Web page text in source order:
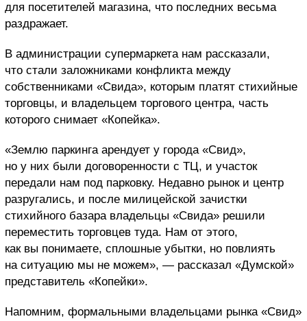
для посетителей магазина, что последних весьма
раздражает.
В администрации супермаркета нам рассказали,
что стали заложниками конфликта между
собственниками «Свида», которым платят стихийные
торговцы, и владельцем торгового центра, часть
которого снимает «Копейка».
«Землю паркинга арендует у города «Свид»,
но у них были договоренности с ТЦ, и участок
передали нам под парковку. Недавно рынок и центр
разругались, и после милицейской зачистки
стихийного базара владельцы «Свида» решили
переместить торговцев туда. Нам от этого,
как вы понимаете, сплошные убытки, но повлиять
на ситуацию мы не можем», — рассказал «Думской»
представитель «Копейки».
Напомним, формальными владельцами рынка «Свид»